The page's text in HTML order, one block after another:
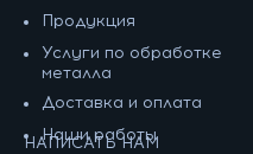
Продукция
Услуги по обработке
металла
Доставка и оплата
Наши работы
НАПИСАТЬ НАМ